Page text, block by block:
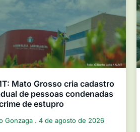
Mato Grosso cria cadastro
de pessoas condenadas
de estupro
Gonzaga 4 de agosto de 2026